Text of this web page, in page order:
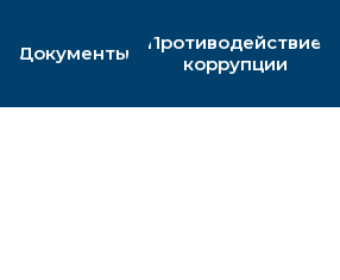
Документы
Противодействие
коррупции